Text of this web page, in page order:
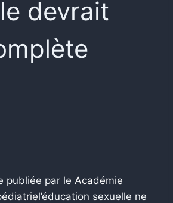
devrait
publiée par le Académie
l’éducation sexuelle ne